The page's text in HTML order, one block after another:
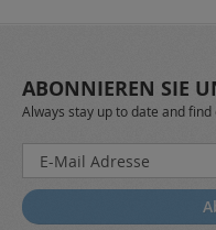
ABONNIEREN SIE
Always stay up to date and
Melden
Sie
sich
für